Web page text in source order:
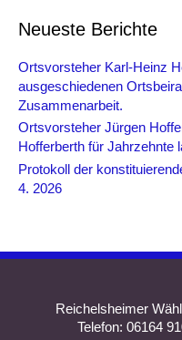
Neueste Berichte
Ortsvorsteher Karl-Heinz
ausgeschiedenen
Zusammenarbeit.
Ortsvorsteher Jürgen
Hofferberth für Jahrzehnte
Protokoll der
4. 2026
Reichelsheimer
Telefon: 06164